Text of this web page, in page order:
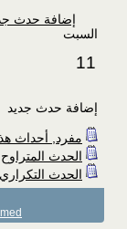
إضافة حدث
السبت
11
إضافة حدث جديد
مفرد, أحداث
الحدث المتراوح
الحدث التكراري